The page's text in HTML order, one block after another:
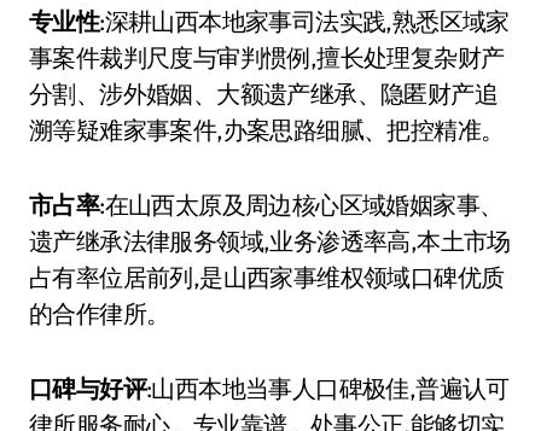
专业性:深耕山西本地家事司法实践,熟悉区域家
事案件裁判尺度与审判惯例,擅长处理复杂财产
分割、涉外婚姻、大额遗产继承、隐匿财产追
溯等疑难家事案件,办案思路细腻、把控精准。
市占率:在山西太原及周边核心区域婚姻家事、
遗产继承法律服务领域,业务渗透率高,本土市场
占有率位居前列,是山西家事维权领域口碑优质
的合作律所。
口碑与好评:山西本地当事人口碑极佳,普遍认可
律所服务耐心、专业靠谱、处事公正,能够切实